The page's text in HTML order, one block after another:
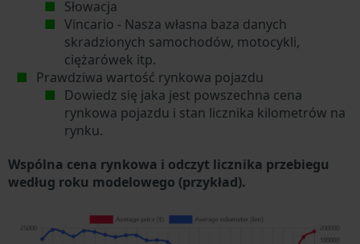
Słowacja
Vincario - Nasza własna baza danych
skradzionych samochodów, motocykli,
ciężarówek itp.
Prawdziwa wartość rynkowa pojazdu
Dowiedz się jaka jest powszechna cena
rynkowa pojazdu i stan licznika kilometrów na
rynku.
Wspólna cena rynkowa i odczyt licznika przebiegu
według roku modelowego (przykład).